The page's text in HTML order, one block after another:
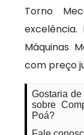
Torno
Máquinas
com preço
Gostaria
sobre
Poá?